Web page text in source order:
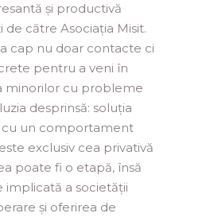
și productivă
de către Asociația Misit.
cap nu doar contacte ci
pentru a veni în
minorilor cu probleme
desprinsă: soluția
un comportament
exclusiv cea privativă
poate fi o etapă, însă
implicată a societății
și oferirea de